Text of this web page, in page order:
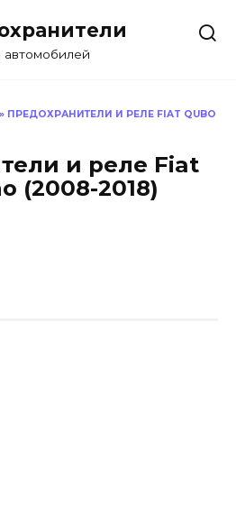
автомобилей
» ПРЕДОХРАНИТЕЛИ И РЕЛЕ FIAT QUBO
и реле Fiat
(2008-2018)